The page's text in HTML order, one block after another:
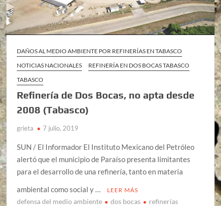
DAÑOS AL MEDIO AMBIENTE POR REFINERÍAS EN TABASCO
NOTICIAS NACIONALES
REFINERÍA EN DOS BOCAS TABASCO
TABASCO
Refinería de Dos Bocas, no apta desde
2008 (Tabasco)
grieta 7 julio, 2019
SUN / El Informador El Instituto Mexicano del Petróleo
alertó que el municipio de Paraíso presenta limitantes
para el desarrollo de una refinería, tanto en materia
ambiental como social y …
LEER MÁS
defensa del medio ambiente dos bocas refinerías